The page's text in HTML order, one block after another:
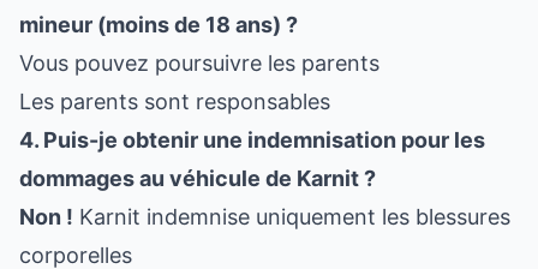
mineur (moins de 18 ans) ?
Vous pouvez poursuivre les parents
Les parents sont responsables
4. Puis-je obtenir une indemnisation pour les
dommages au véhicule de Karnit ?
Non ! Karnit indemnise uniquement les blessures
corporelles